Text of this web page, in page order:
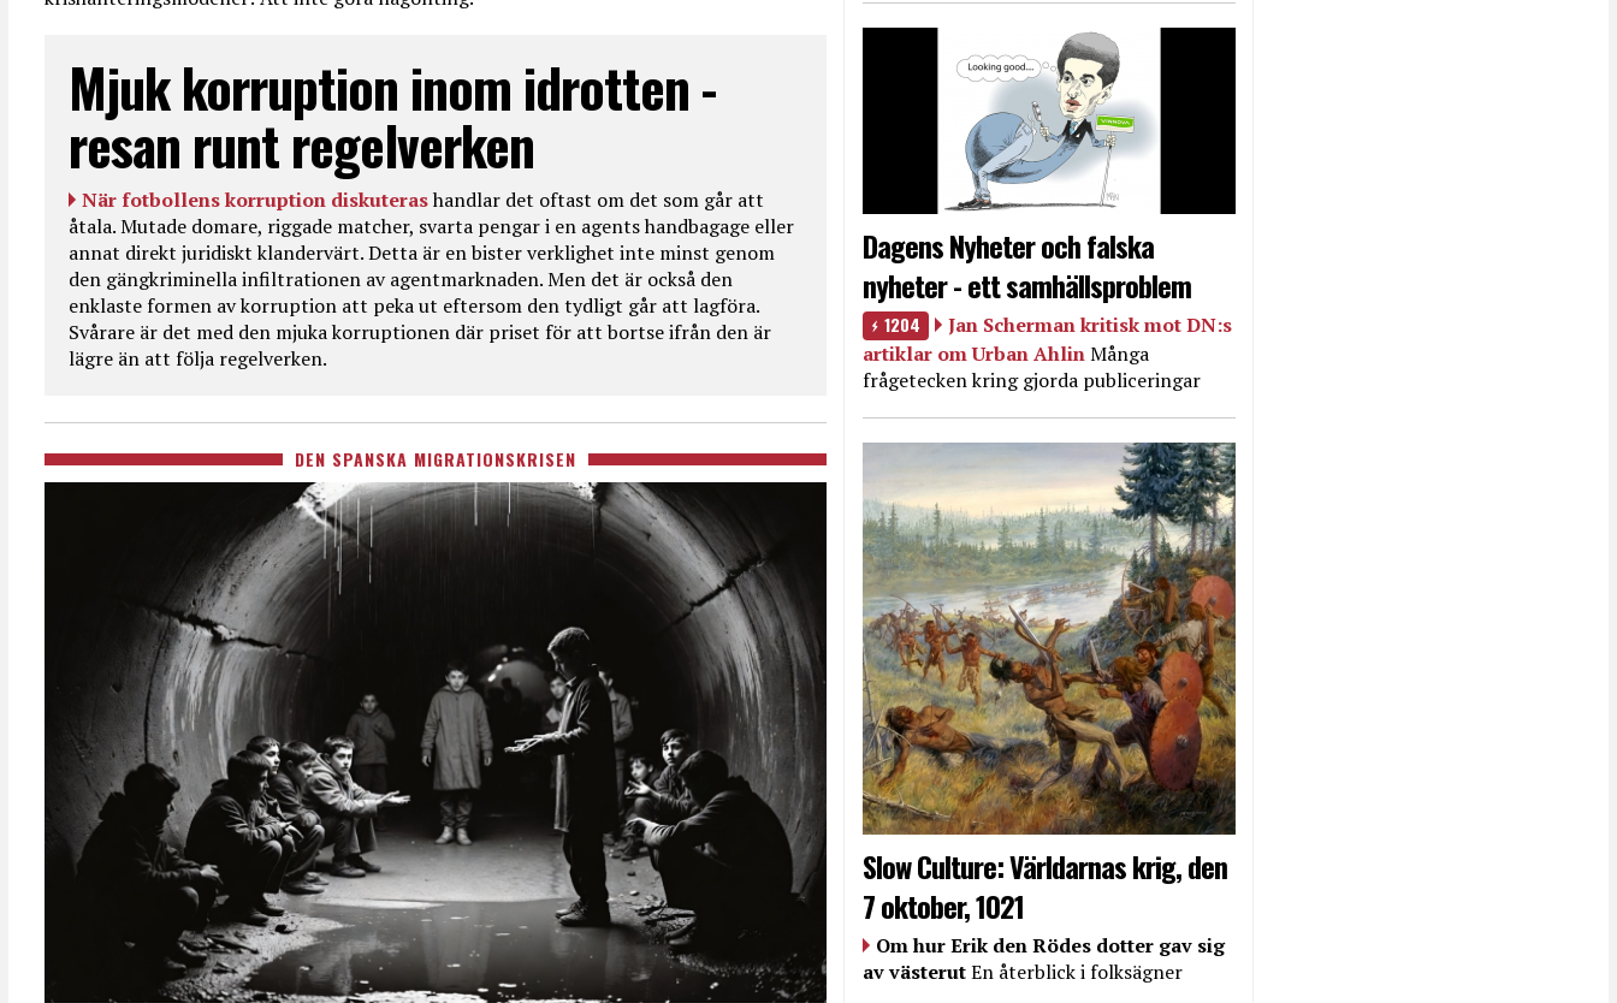
Mjuk korruption inom idrotten -
resan runt regelverken
När fotbollens korruption diskuterashandlar det oftast om det som går att
åtala. Mutade domare, riggade matcher, svarta pengar i en agents handbagage eller
annat direkt juridiskt klandervärt. Detta är en bister verklighet inte minst genom
den gängkriminella infiltrationen av agentmarknaden. Men det är också den
enklaste formen av korruption att peka ut eftersom den tydligt går att lagföra.
Svårare är det med den mjuka korruptionen där priset för att bortse ifrån den är
lägre än att följa regelverken.
DEN SPANSKA MIGRATIONSKRISEN
Dagens Nyheter och falska
nyheter - ett samhällsproblem
1204
Jan Scherman kritisk mot DN:s
artiklar om Urban AhlinMånga
frågetecken kring gjorda publiceringar
Slow Culture: Världarnas krig, den
7 oktober, 1021
Om hur Erik den Rödes dotter gav sig
av västerutEn återblick i folksägner